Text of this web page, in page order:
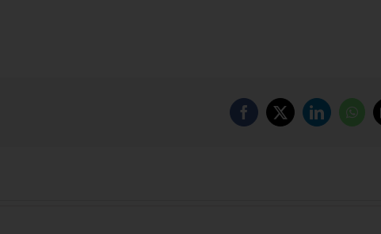
Facebook
X LinkedIn